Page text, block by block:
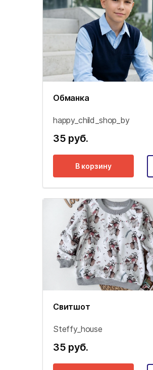
Обманка
happy_child_shop_by
35 руб.
В корзину
Свитшот
Steffy_house
35 руб.